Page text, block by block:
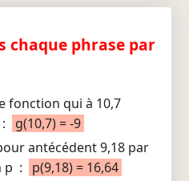
chaque phrase par
fonction qui à 10,7
g(10,7) = -9
antécédent 9,18 par
p :
p(9,18) = 16,64